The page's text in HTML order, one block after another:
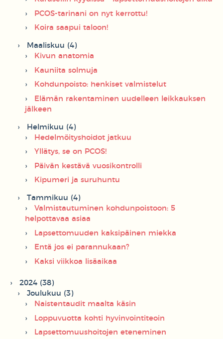
PCOS-tarinani on nyt kerrottu!
Koira saapui taloon!
Maaliskuu (4)
Kivun anatomia
Kauniita solmuja
Kohdunpoisto: henkiset valmistelut
Elämän rakentaminen uudelleen leikkauksen
jälkeen
Helmikuu (4)
Hedelmöityshoidot jatkuu
Yllätys, se on PCOS!
Päivän kestävä vuosikontrolli
Kipumeri ja suruhuntu
Tammikuu (4)
Valmistautuminen kohdunpoistoon: 5
helpottavaa asiaa
Lapsettomuuden kaksipäinen miekka
Entä jos ei parannukaan?
Kaksi viikkoa lisäaikaa
2024 (38)
Joulukuu (3)
Naistentaudit maalta käsin
Loppuvuotta kohti hyvinvointiteoin
Lapsettomuushoitojen eteneminen